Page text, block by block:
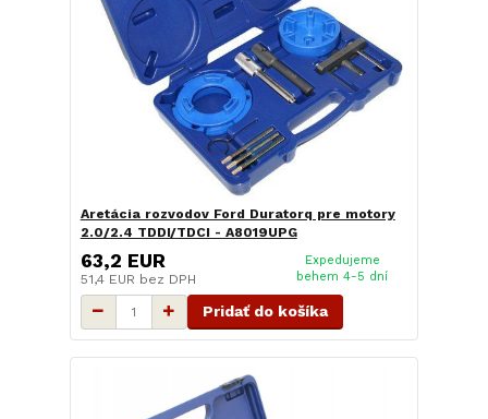
Aretácia rozvodov Ford Duratorq pre motory
2.0/2.4 TDDI/TDCI - A8019UPG
63,2 EUR
51,4 EUR bez DPH
Expedujeme
behem 4-5 dní
Pridať do košíka